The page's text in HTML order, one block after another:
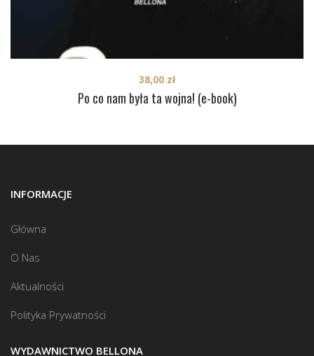
Po co nam była ta wojna! (e-book)
38,00 zł
INFORMACJE
Główna
O Nas
Aktualności
Polityka Prywatności
WYDAWNICTWO BELLONA